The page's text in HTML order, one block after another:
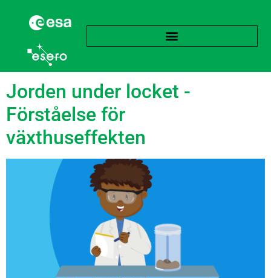
Etikett:Vetenskap
Jorden under locket -
Förståelse för
växthuseffekten